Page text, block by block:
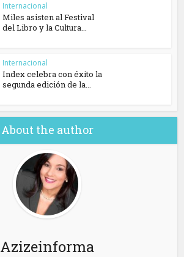
Internacional
Miles asisten al Festival
del Libro y la Cultura...
Internacional
Index celebra con éxito la
segunda edición de la...
About the author
Azizeinforma